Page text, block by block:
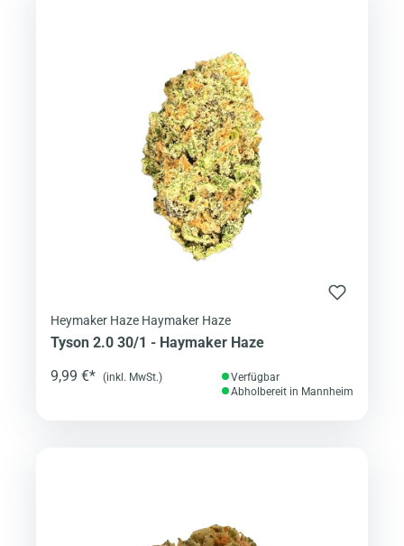
Heymaker Haze Haymaker Haze
Tyson 2.0 30/1 - Haymaker Haze
9,99 €* (inkl. MwSt.)
Verfügbar
Abholbereit in Mannheim